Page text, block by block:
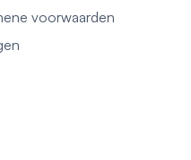
voorwaarden